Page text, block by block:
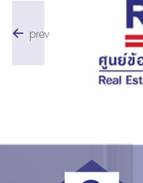
prev